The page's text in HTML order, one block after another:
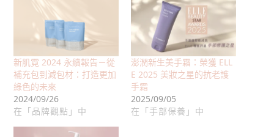
新肌霓 2024 永續報告－從
補充包到減包材：打造更加
綠色的未來
2024/09/26
在「品牌觀點」中
澎潤新生美手霜：榮獲 ELL
E 2025 美妝之星的抗老護
手霜
2025/09/05
在「手部保養」中